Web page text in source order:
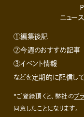
ニュー
①編集後記
②今週のおすすめ記事
③イベント情報
などを定期的に配信して
*ご登録頂くと、弊社のプ
同意したことになります。